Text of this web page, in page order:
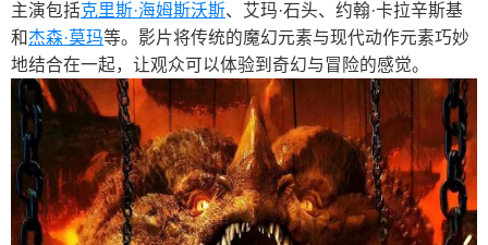
主演包括克里斯·海姆斯沃斯、艾玛·石头、约翰·卡拉辛斯基
和 杰森·莫玛等。影片将传统的魔幻元素与现代动作元素巧妙
地结合在一起，让观众可以体验到奇幻与冒险的感觉。